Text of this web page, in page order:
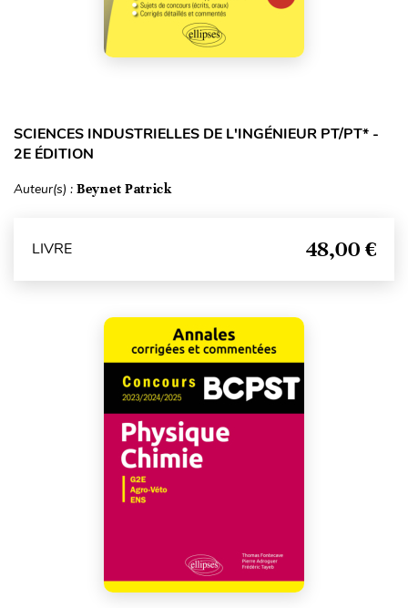
SCIENCES INDUSTRIELLES DE L'INGÉNIEUR PT/PT* -
2E ÉDITION
Auteur(s) : Beynet Patrick
LIVRE 48,00 €